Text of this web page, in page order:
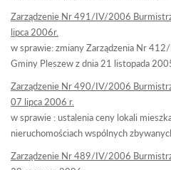
Zarządzenie Nr 491/IV/2006
lipca 2006r.
w sprawie: zmiany Zarządzenia Nr
Gminy Pleszew z dnia 21 listopada
Zarządzenie Nr 490/IV/2006
07 lipca 2006 r.
w sprawie : ustalenia ceny lokali
nieruchomościach wspólnych
Zarządzenie Nr 489/IV/2006